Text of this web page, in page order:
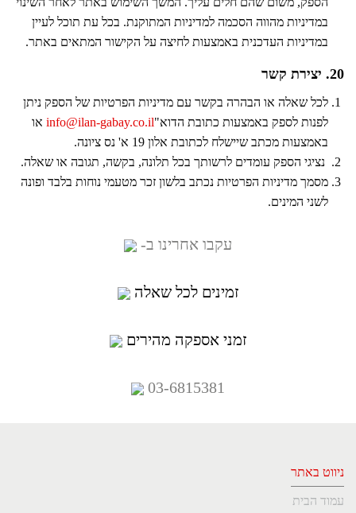
במדיניות מהווה הסכמה למדיניות המתוקנת. בכל עת תוכל לעיין
במדיניות העדכנית באמצעות לחיצה על הקישור המתאים באתר.
20. יצירת קשר
לכל שאלה או הבהרה בקשר עם מדיניות הפרטיות של הספק ניתן
לפנות לספק באמצעות כתובת הדוא"info@ilan-gabay.co.il או
באמצעות מכתב שיישלח לכתובת אלון 19 א' נס ציונה.
נציגי הספק עומדים לרשותך בכל תלונה, בקשה, תגובה או שאלה.
מסמך מדיניות הפרטיות נכתב בלשון זכר מטעמי נוחות בלבד ופונה
לשני המינים.
עקבו אחרינו ב-
זמינים לכל שאלה
זמני אספקה מהירים
03-6815381
ניווט באתר
עמוד הבית